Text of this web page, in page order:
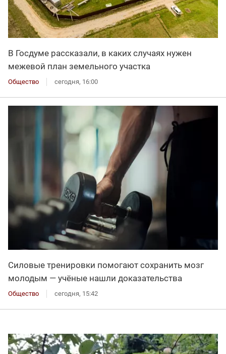
В Госдуме рассказали, в каких случаях нужен
межевой план земельного участка
Общество сегодня, 16:00
Силовые тренировки помогают сохранить мозг
молодым — учёные нашли доказательства
Общество сегодня, 15:42